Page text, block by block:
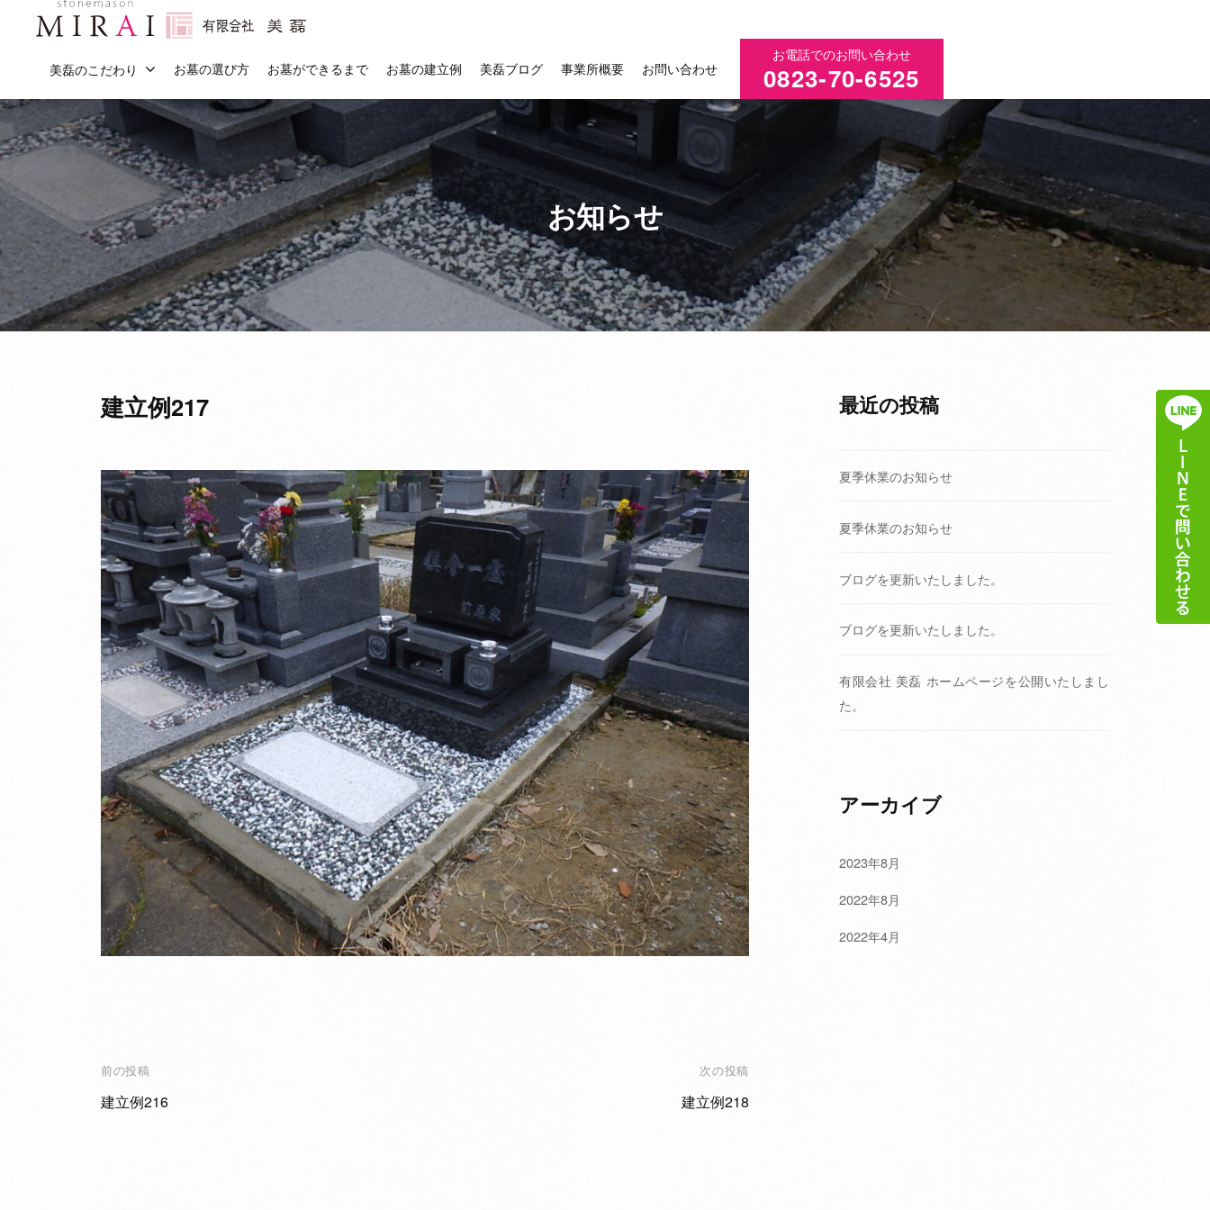
ツ
へ
キ
ッ
プ
限
会
社
磊
（
み
ら
い
こ
と
な
「
み
ら
」
に
美磊のこだわり お墓の選び方 お墓ができるまで お墓の建立例 美磊ブログ 事業所概要 お問い合わせ
お電話でのお問い合わせ
0823-70-6525
お知らせ
建立例217
投
稿
前の投稿
建立例216
次の投稿
建立例218
最近の投稿
夏季休業のお知らせ
夏季休業のお知らせ
ブログを更新いたしました。
ブログを更新いたしました。
有限会社 美磊 ホームページを公開いたしまし
た。
アーカイブ
2023年8月
2022年8月
2022年4月
社
磊
（
み
ら
）